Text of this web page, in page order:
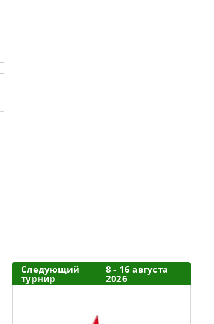
Следующий
турнир
8 - 16 августа
2026